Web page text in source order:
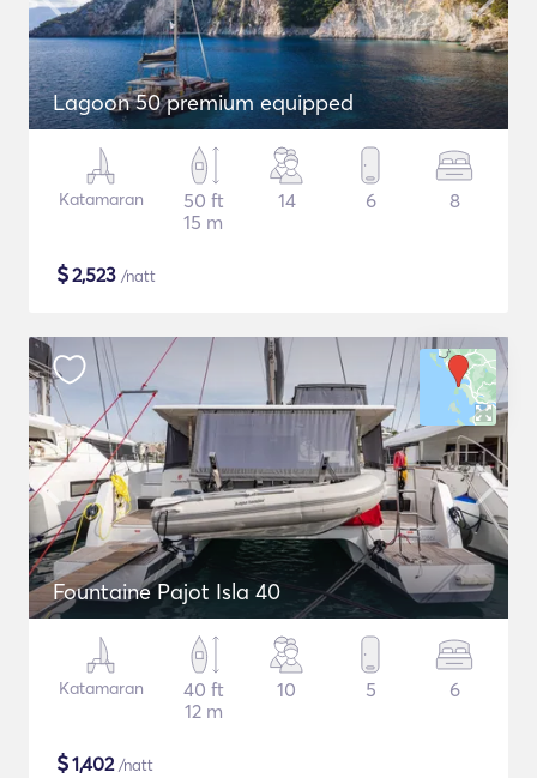
Lagoon 50 premium equipped
Katamaran
50 ft
15 m
14 6 8
$2,523 /natt
Fountaine Pajot Isla 40
Katamaran
40 ft
12 m
10 5 6
$1,402/natt